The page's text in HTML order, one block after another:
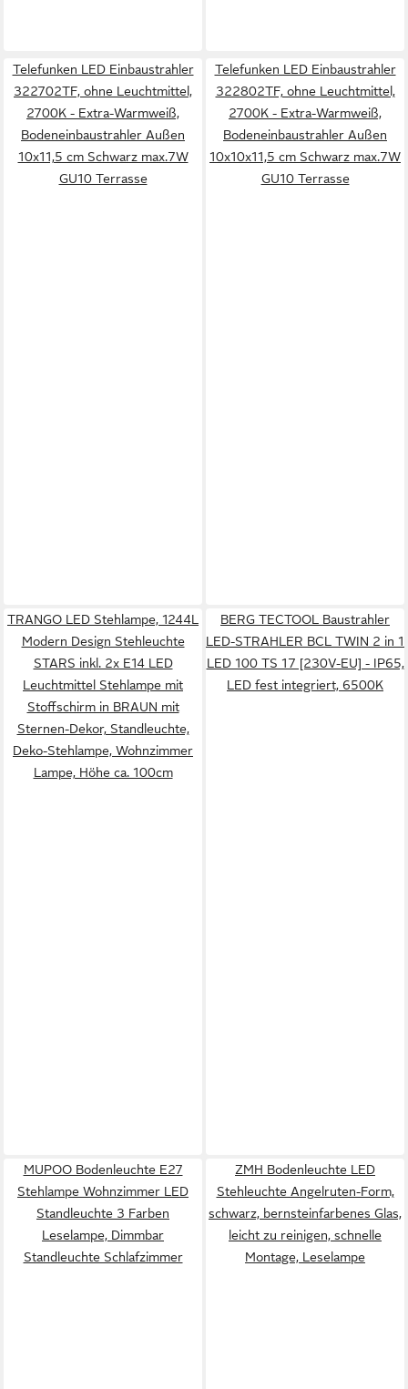
Telefunken LED Einbaustrahler
322702TF, ohne Leuchtmittel,
2700K - Extra-Warmweiß,
Bodeneinbaustrahler Außen
10x11,5 cm Schwarz max.7W
GU10 Terrasse
Telefunken LED Einbaustrahler
322802TF, ohne Leuchtmittel,
2700K - Extra-Warmweiß,
Bodeneinbaustrahler Außen
10x10x11,5 cm Schwarz max.7W
GU10 Terrasse
TRANGO LED Stehlampe, 1244L
Modern Design Stehleuchte
STARS inkl. 2x E14 LED
Leuchtmittel Stehlampe mit
Stoffschirm in BRAUN mit
Sternen-Dekor, Standleuchte,
Deko-Stehlampe, Wohnzimmer
Lampe, Höhe ca. 100cm
BERG TECTOOL Baustrahler
LED-STRAHLER BCL TWIN 2 in 1
LED 100 TS 17 [230V-EU] - IP65,
LED fest integriert, 6500K
MUPOO Bodenleuchte E27
Stehlampe Wohnzimmer LED
Standleuchte 3 Farben
Leselampe, Dimmbar
Standleuchte Schlafzimmer
ZMH Bodenleuchte LED
Stehleuchte Angelruten-Form,
schwarz, bernsteinfarbenes Glas,
leicht zu reinigen, schnelle
Montage, Leselampe